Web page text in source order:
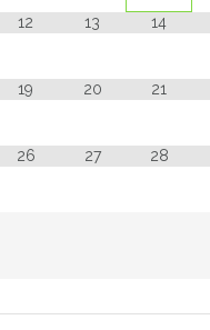
12 13 14
19 20 21
26 27 28